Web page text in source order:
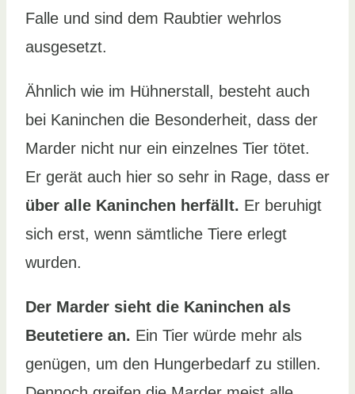
Falle und sind dem Raubtier wehrlos
ausgesetzt.
Ähnlich wie im Hühnerstall, besteht auch
bei Kaninchen die Besonderheit, dass der
Marder nicht nur ein einzelnes Tier tötet.
Er gerät auch hier so sehr in Rage, dass er
über alle Kaninchen herfällt. Er beruhigt
sich erst, wenn sämtliche Tiere erlegt
wurden.
Der Marder sieht die Kaninchen als
Beutetiere an. Ein Tier würde mehr als
genügen, um den Hungerbedarf zu stillen.